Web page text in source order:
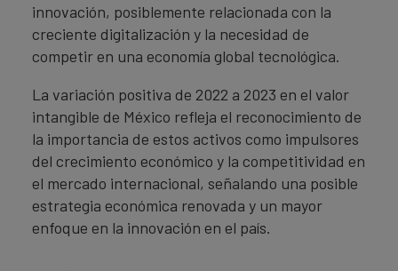
innovación, posiblemente relacionada con la
creciente digitalización y la necesidad de
competir en una economía global tecnológica.
La variación positiva de 2022 a 2023 en el valor
intangible de México refleja el reconocimiento de
la importancia de estos activos como impulsores
del crecimiento económico y la competitividad en
el mercado internacional, señalando una posible
estrategia económica renovada y un mayor
enfoque en la innovación en el país.